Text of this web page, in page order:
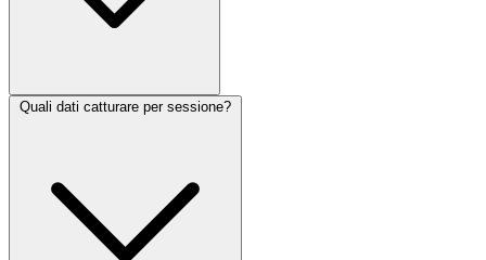
Quali dati catturare per sessione?